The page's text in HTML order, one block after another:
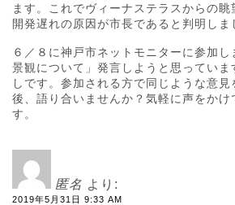
ます。これでヴィーナステラスからの
開発遅れの原因が市長であると判明しま
６／８に神戸市ネットモニターに参加
景観について」発言しようと思っていま
しです。参加される方で同じような意
後、語り合いませんか？気軽に声をかけ
す。
匿名 より:
2019年5月31日 9:33 AM